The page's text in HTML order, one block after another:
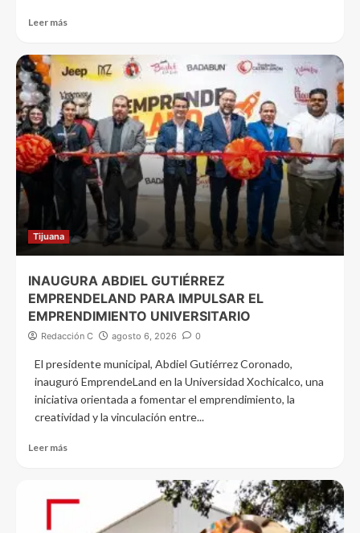
Leer más
Tijuana
INAUGURA ABDIEL GUTIÉRREZ
EMPRENDELAND PARA IMPULSAR EL
EMPRENDIMIENTO UNIVERSITARIO
Redacción C agosto 6, 2026 0
El presidente municipal, Abdiel Gutiérrez Coronado,
inauguró EmprendeLand en la Universidad Xochicalco, una
iniciativa orientada a fomentar el emprendimiento, la
creatividad y la vinculación entre...
Leer más